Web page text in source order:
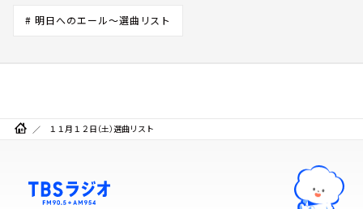
# 明日へのエール～選曲リスト
１１月１２日（土）選曲リスト